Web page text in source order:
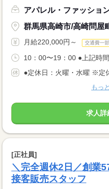
アパレル・ファッショ
群馬県高崎市/高崎問屋
月給220,000円～ 交通費一
10：00〜19：00 ●上記時
●定休日：火曜・水曜 ※定
もっ
求人詳
[正社員]
＼完全週休2日／創業
接客販売スタッフ